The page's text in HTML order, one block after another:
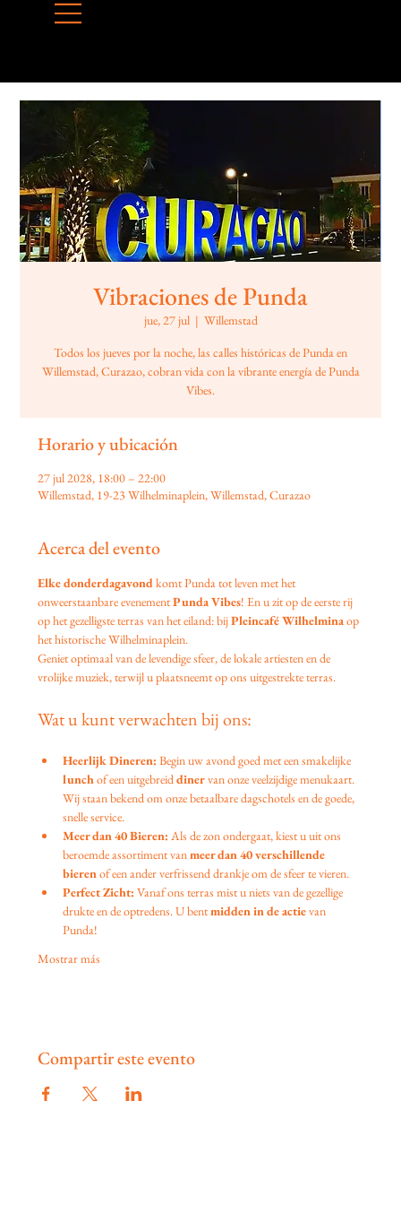
Vibraciones de Punda
jue, 27 jul
  |
Willemstad
Todos los jueves por la noche, las calles históricas de Punda en
Willemstad, Curazao, cobran vida con la vibrante energía de Punda
Vibes.
Horario y ubicación
27 jul 2028, 18:00 – 22:00
Willemstad, 19-23 Wilhelminaplein, Willemstad, Curazao
Acerca del evento
Elke donderdagavond komt Punda tot leven met het
onweerstaanbare evenement Punda Vibes! En u zit op de eerste rij
op het gezelligste terras van het eiland: bij Pleincafé Wilhelmina op
het historische Wilhelminaplein.
Geniet optimaal van de levendige sfeer, de lokale artiesten en de
vrolijke muziek, terwijl u plaatsneemt op ons uitgestrekte terras.
Wat u kunt verwachten bij ons:
Heerlijk Dineren: Begin uw avond goed met een smakelijke
lunch of een uitgebreid diner van onze veelzijdige menukaart.
Wij staan bekend om onze betaalbare dagschotels en de goede,
snelle service.
Meer dan 40 Bieren: Als de zon ondergaat, kiest u uit ons
beroemde assortiment van meer dan 40 verschillende
bieren of een ander verfrissend drankje om de sfeer te vieren.
Perfect Zicht: Vanaf ons terras mist u niets van de gezellige
drukte en de optredens. U bent midden in de actie van
Punda!
Mostrar más
Compartir este evento